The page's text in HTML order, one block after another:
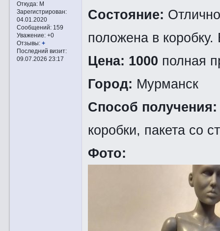
Откуда:М
Зарегистрирован:
04.01.2020
Сообщений:159
Уважение: +0
Отзывы: +
Последний визит:
09.07.2026 23:17
Состояние:
положена в
Цена: 1000 полная
Город: Мурманск
Способ
коробки, пакета со
Фото: